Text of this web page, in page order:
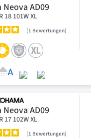
Neova AD09
18 101W XL
1 Bewertungen
Neova AD09
17 102W XL
1 Bewertungen